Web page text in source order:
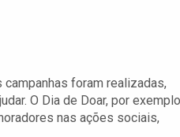
foram realizadas,
O Dia de Doar, por
nas ações sociais,